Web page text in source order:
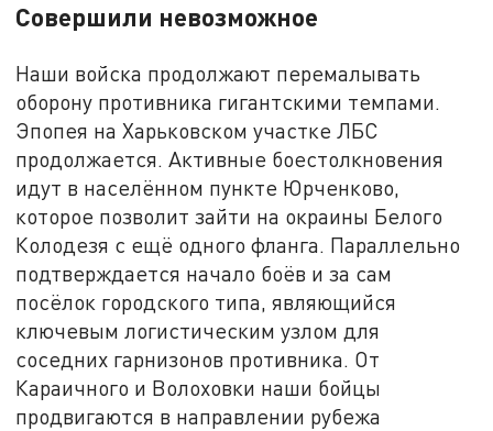
Совершили невозможное
Наши войска продолжают перемалывать
оборону противника гигантскими темпами.
Эпопея на Харьковском участке ЛБС
продолжается. Активные боестолкновения
идут в населённом пункте Юрченково,
которое позволит зайти на окраины Белого
Колодезя с ещё одного фланга. Параллельно
подтверждается начало боёв и за сам
посёлок городского типа, являющийся
ключевым логистическим узлом для
соседних гарнизонов противника. От
Караичного и Волоховки наши бойцы
продвигаются в направлении рубежа